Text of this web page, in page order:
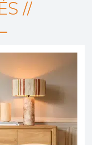
//